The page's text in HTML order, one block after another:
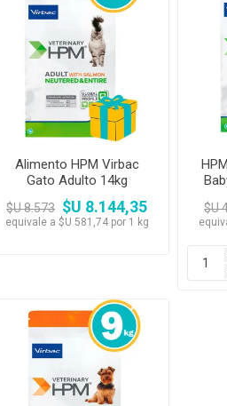
Alimento HPM Virbac
Gato Adulto 14kg
$U 8.573 $U 8.144,35
equivale a $U 581,74 por 1 kg
$U